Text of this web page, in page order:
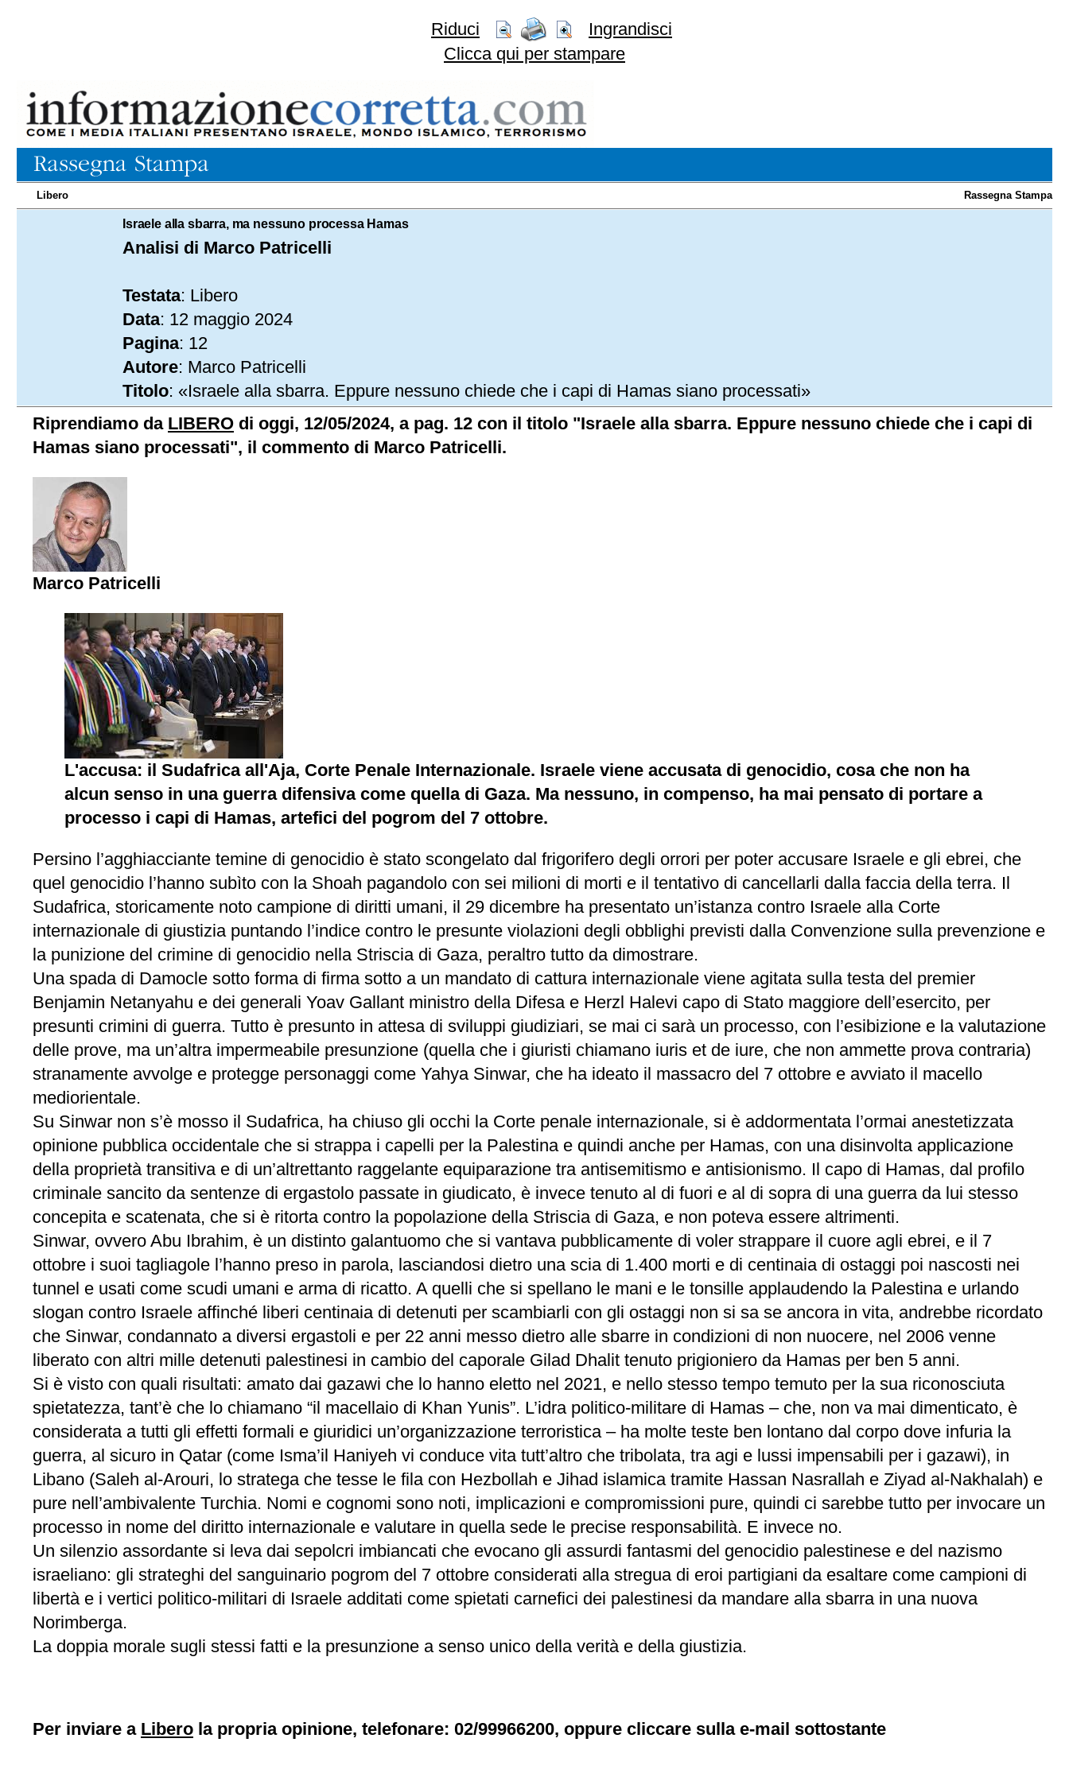
Riduci
Ingrandisci
Clicca qui per stampare
Libero Rassegna Stampa
Israele alla sbarra, ma nessuno processa Hamas
Analisi di Marco Patricelli
Testata: Libero
Data: 12 maggio 2024
Pagina: 12
Autore: Marco Patricelli
Titolo: «Israele alla sbarra. Eppure nessuno chiede che i capi di Hamas siano processati»
Riprendiamo da LIBERO di oggi, 12/05/2024, a pag. 12 con il titolo "Israele alla sbarra. Eppure nessuno chiede che i capi di
Hamas siano processati", il commento di Marco Patricelli.
Marco Patricelli
L'accusa: il Sudafrica all'Aja, Corte Penale Internazionale. Israele viene accusata di genocidio, cosa che non ha
alcun senso in una guerra difensiva come quella di Gaza. Ma nessuno, in compenso, ha mai pensato di portare a
processo i capi di Hamas, artefici del pogrom del 7 ottobre.
Persino l’agghiacciante temine di genocidio è stato scongelato dal frigorifero degli orrori per poter accusare Israele e gli ebrei, che
quel genocidio l’hanno subìto con la Shoah pagandolo con sei milioni di morti e il tentativo di cancellarli dalla faccia della terra. Il
Sudafrica, storicamente noto campione di diritti umani, il 29 dicembre ha presentato un’istanza contro Israele alla Corte
internazionale di giustizia puntando l’indice contro le presunte violazioni degli obblighi previsti dalla Convenzione sulla prevenzione e
la punizione del crimine di genocidio nella Striscia di Gaza, peraltro tutto da dimostrare.
Una spada di Damocle sotto forma di firma sotto a un mandato di cattura internazionale viene agitata sulla testa del premier
Benjamin Netanyahu e dei generali Yoav Gallant ministro della Difesa e Herzl Halevi capo di Stato maggiore dell’esercito, per
presunti crimini di guerra. Tutto è presunto in attesa di sviluppi giudiziari, se mai ci sarà un processo, con l’esibizione e la valutazione
delle prove, ma un’altra impermeabile presunzione (quella che i giuristi chiamano iuris et de iure, che non ammette prova contraria)
stranamente avvolge e protegge personaggi come Yahya Sinwar, che ha ideato il massacro del 7 ottobre e avviato il macello
mediorientale.
Su Sinwar non s’è mosso il Sudafrica, ha chiuso gli occhi la Corte penale internazionale, si è addormentata l’ormai anestetizzata
opinione pubblica occidentale che si strappa i capelli per la Palestina e quindi anche per Hamas, con una disinvolta applicazione
della proprietà transitiva e di un’altrettanto raggelante equiparazione tra antisemitismo e antisionismo. Il capo di Hamas, dal profilo
criminale sancito da sentenze di ergastolo passate in giudicato, è invece tenuto al di fuori e al di sopra di una guerra da lui stesso
concepita e scatenata, che si è ritorta contro la popolazione della Striscia di Gaza, e non poteva essere altrimenti.
Sinwar, ovvero Abu Ibrahim, è un distinto galantuomo che si vantava pubblicamente di voler strappare il cuore agli ebrei, e il 7
ottobre i suoi tagliagole l’hanno preso in parola, lasciandosi dietro una scia di 1.400 morti e di centinaia di ostaggi poi nascosti nei
tunnel e usati come scudi umani e arma di ricatto. A quelli che si spellano le mani e le tonsille applaudendo la Palestina e urlando
slogan contro Israele affinché liberi centinaia di detenuti per scambiarli con gli ostaggi non si sa se ancora in vita, andrebbe ricordato
che Sinwar, condannato a diversi ergastoli e per 22 anni messo dietro alle sbarre in condizioni di non nuocere, nel 2006 venne
liberato con altri mille detenuti palestinesi in cambio del caporale Gilad Dhalit tenuto prigioniero da Hamas per ben 5 anni.
Si è visto con quali risultati: amato dai gazawi che lo hanno eletto nel 2021, e nello stesso tempo temuto per la sua riconosciuta
spietatezza, tant’è che lo chiamano “il macellaio di Khan Yunis”. L’idra politico-militare di Hamas – che, non va mai dimenticato, è
considerata a tutti gli effetti formali e giuridici un’organizzazione terroristica – ha molte teste ben lontano dal corpo dove infuria la
guerra, al sicuro in Qatar (come Isma’il Haniyeh vi conduce vita tutt’altro che tribolata, tra agi e lussi impensabili per i gazawi), in
Libano (Saleh al-Arouri, lo stratega che tesse le fila con Hezbollah e Jihad islamica tramite Hassan Nasrallah e Ziyad al-Nakhalah) e
pure nell’ambivalente Turchia. Nomi e cognomi sono noti, implicazioni e compromissioni pure, quindi ci sarebbe tutto per invocare un
processo in nome del diritto internazionale e valutare in quella sede le precise responsabilità. E invece no.
Un silenzio assordante si leva dai sepolcri imbiancati che evocano gli assurdi fantasmi del genocidio palestinese e del nazismo
israeliano: gli strateghi del sanguinario pogrom del 7 ottobre considerati alla stregua di eroi partigiani da esaltare come campioni di
libertà e i vertici politico-militari di Israele additati come spietati carnefici dei palestinesi da mandare alla sbarra in una nuova
Norimberga.
La doppia morale sugli stessi fatti e la presunzione a senso unico della verità e della giustizia.
Per inviare a Libero la propria opinione, telefonare: 02/99966200, oppure cliccare sulla e-mail sottostante